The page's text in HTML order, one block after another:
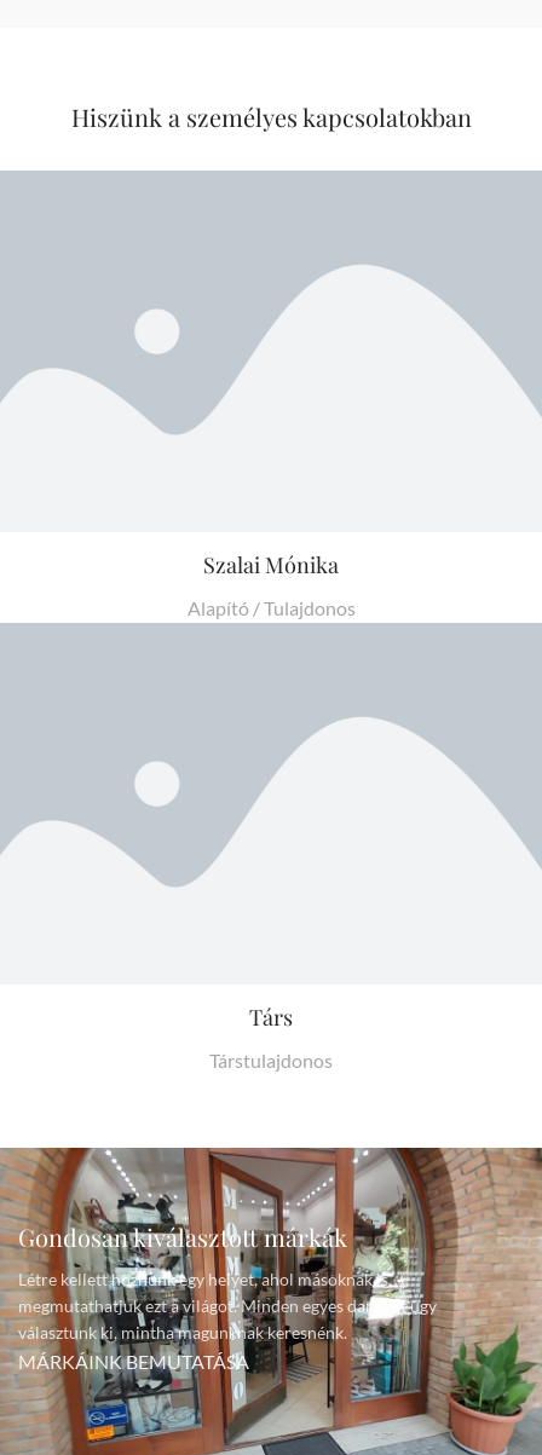
Hiszünk a személyes kapcsolatokban
Szalai Mónika
Alapító / Tulajdonos
Társ
Társtulajdonos
Gondosan kiválasztott márkák
Létre kellett hoznunk egy helyet, ahol másoknak is
megmutathatjuk ezt a világot. Minden egyes darabot úgy
választunk ki, mintha magunknak keresnénk.
MÁRKÁINK BEMUTATÁSA